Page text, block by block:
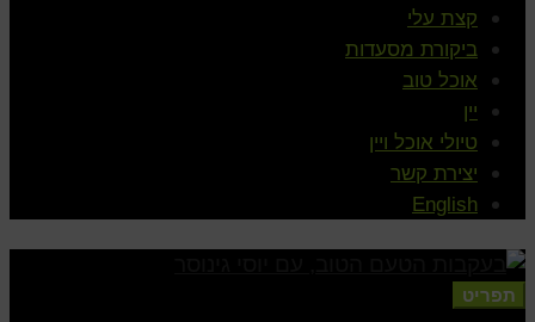
קצת עלי
ביקורת מסעדות
אוכל טוב
יין
טיולי אוכל ויין
יצירת קשר
English
תפריט